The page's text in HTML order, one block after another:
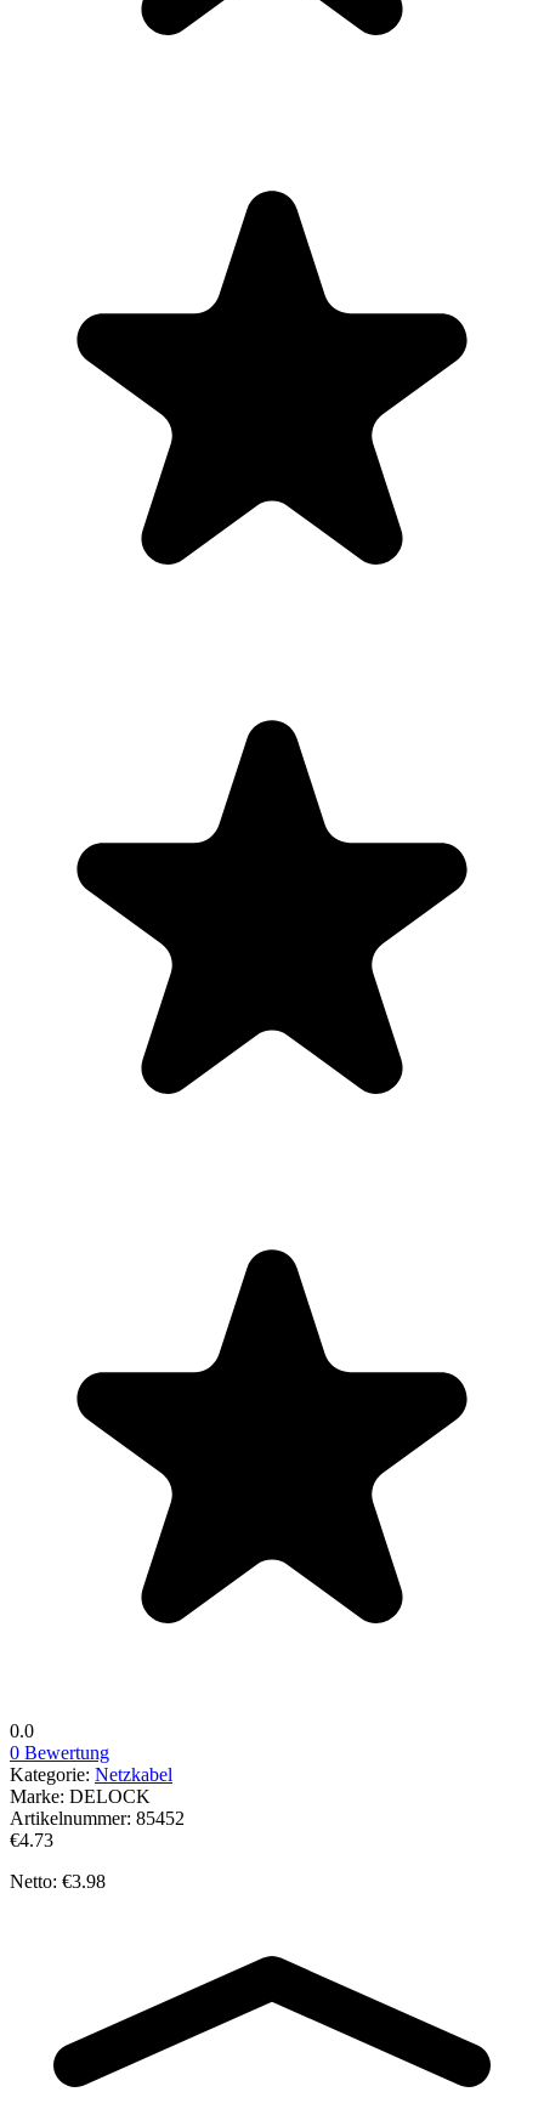
0.0
0 Bewertung
Kategorie: Netzkabel
Marke: DELOCK
Artikelnummer: 85452
€4.73
Netto: €3.98